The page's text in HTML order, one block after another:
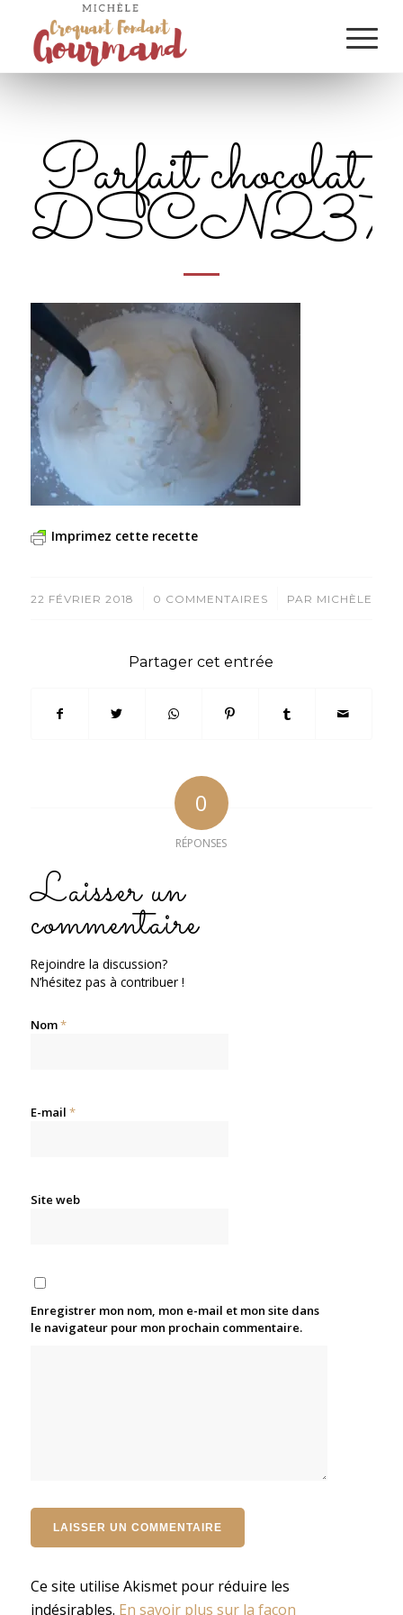
Parfait chocolat
Imprimez cette recette
22 FÉVRIER 2018
/ 0 COMMENTAIRES
/ PAR MICHÈLE
Partager cet entrée
0
RÉPONSES
Laisser un
commentaire
Rejoindre la discussion?
N’hésitez pas à contribuer !
Nom*
E-mail *
Site web
Enregistrer mon nom, mon e-mail et mon site dans
le navigateur pour mon prochain commentaire.
Ce site utilise Akismet pour réduire les
indésirables. En savoir plus sur la façon